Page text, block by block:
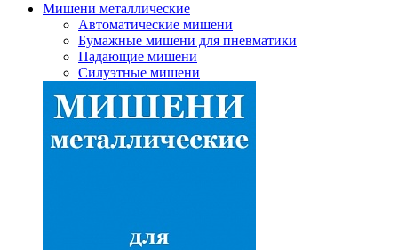
Мишени металлические
Автоматические мишени
Бумажные мишени для пневматики
Падающие мишени
Силуэтные мишени